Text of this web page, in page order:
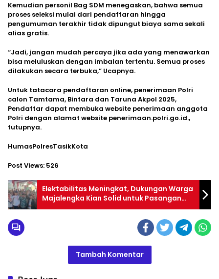
Kemudian personil Bag SDM menegaskan, bahwa semua
proses seleksi mulai dari pendaftaran hingga
pengumuman terakhir tidak dipungut biaya sama sekali
alias gratis.
“Jadi, jangan mudah percaya jika ada yang menawarkan
bisa meluluskan dengan imbalan tertentu. Semua proses
dilakukan secara terbuka,” Ucapnya.
Untuk tatacara pendaftaran online, penerimaan Polri
calon Tamtama, Bintara dan Taruna Akpol 2025,
Pendaftar dapat membuka website penerimaan anggota
Polri dengan alamat website penerimaan.polri.go.id.,
tutupnya.
HumasPolresTasikKota
Post Views: 526
Elektabilitas Meningkat, Dukungan Warga
Majalengka Kian Solid untuk Pasangan
Karna-Koko
Tambah Komentar